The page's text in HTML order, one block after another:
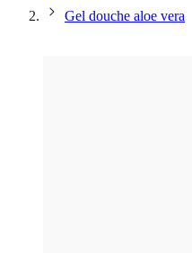
Gel douche aloe vera